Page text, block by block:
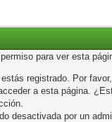
para ver esta
registrado. Por
a esta página.
desactivada por un